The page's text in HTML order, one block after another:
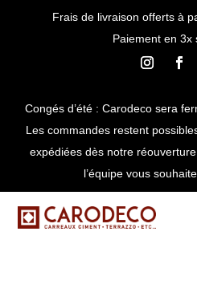
Frais de livraison offerts à
Paiement en 3x
Congés d’été : Carodeco sera
Les commandes restent
expédiées dès notre
l’équipe vous